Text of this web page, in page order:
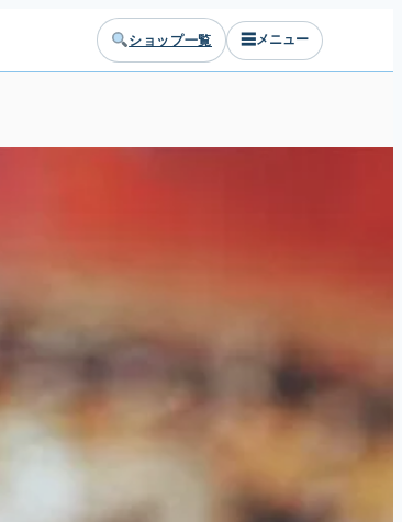
ショップ一覧 ☰メニュー